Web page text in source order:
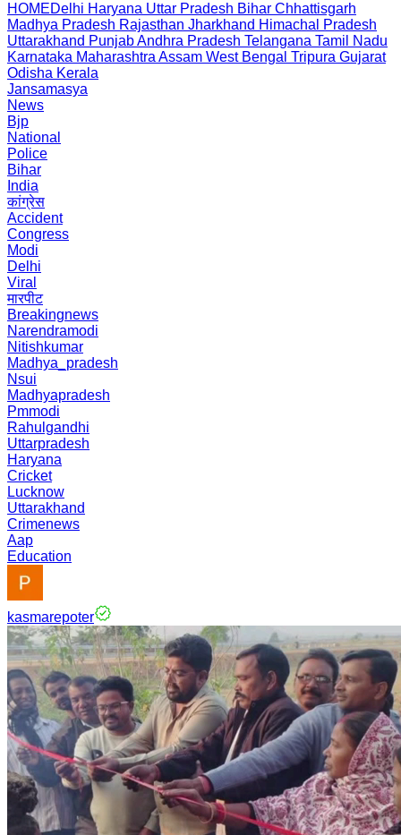
HOMEDelhi Haryana Uttar Pradesh Bihar Chhattisgarh
Madhya Pradesh Rajasthan Jharkhand Himachal Pradesh
Uttarakhand PunjabAndhra Pradesh Telangana Tamil Nadu
Karnataka Maharashtra Assam West Bengal Tripura Gujarat
Odisha Kerala
Jansamasya
News
Bjp
National
Police
Bihar
India
कांग्रेस
Accident
Congress
Modi
Delhi
Viral
मारपीट
Breakingnews
Narendramodi
Nitishkumar
Madhya_pradesh
Nsui
Madhyapradesh
Pmmodi
Rahulgandhi
Uttarpradesh
Haryana
Cricket
Lucknow
Uttarakhand
Crimenews
Aap
Education
kasmarepoter